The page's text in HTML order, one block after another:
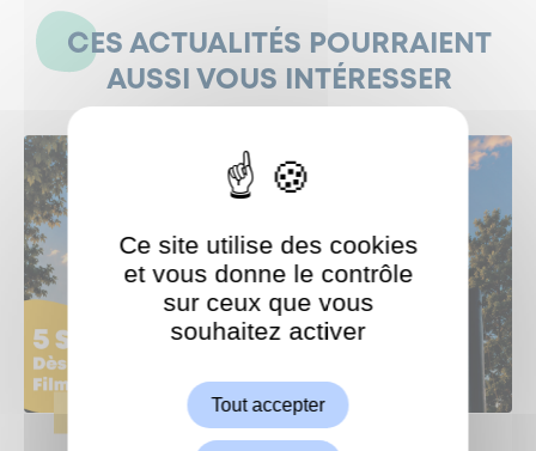
CES ACTUALITÉS POURRAIENT
AUSSI VOUS INTÉRESSER
ShareThis est désactivé.
Ce site utilise des cookies
et vous donne le contrôle
sur ceux que vous
souhaitez activer
Tout accepter